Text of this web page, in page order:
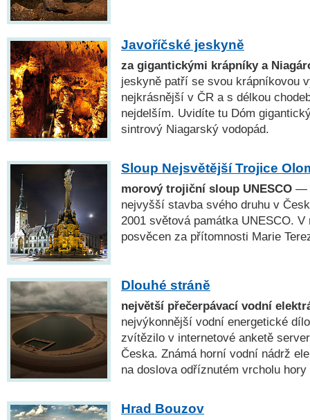
Javoříčské jeskyně
za gigantickými krápníky a
jeskyně patří se svou krápníkovou
nejkrásnější v ČR a s délkou
nejdelším. Uvidíte tu Dóm
sintrový Niagarský vodopád.
Sloup Nejsvětější Trojice
morový trojiční sloup UNESCO —
nejvyšší stavba svého druhu v
2001 světová památka UNESCO.
posvěcen za přítomnosti Marie
Dlouhé stráně
největší přečerpávací vodní
nejvýkonnější vodní energetické
zvítězilo v internetové anketě
Česka. Známá horní vodní nádrž
na doslova odříznutém vrcholu hory
Hrad Bouzov